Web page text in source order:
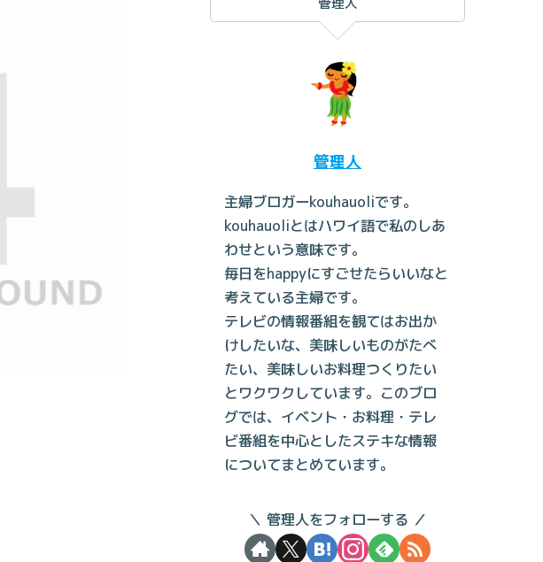
管理人
主婦ブロガーkouhauoliです。
kouhauoliとはハワイ語で私のしあ
わせという意味です。
毎日をhappyにすごせたらいいなと
考えている主婦です。
テレビの情報番組を観てはお出か
けしたいな、美味しいものがたべ
たい、美味しいお料理つくりたい
とワクワクしています。このブロ
グでは、イベント・お料理・テレ
ビ番組を中心としたステキな情報
についてまとめています。
管理人をフォローする